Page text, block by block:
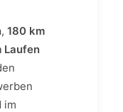
, 180 km
Laufen
im